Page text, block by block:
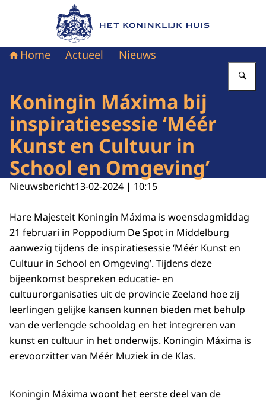
Naar de homepage van Het Koninklijk Huis
Home Actueel Nieuws
Koningin Máxima bij
inspiratiesessie ‘Méér
Kunst en Cultuur in
School en Omgeving’
Nieuwsbericht13-02-2024 | 10:15
Hare Majesteit Koningin Máxima is woensdagmiddag
21 februari in Poppodium De Spot in Middelburg
aanwezig tijdens de inspiratiesessie ‘Méér Kunst en
Cultuur in School en Omgeving’. Tijdens deze
bijeenkomst bespreken educatie- en
cultuurorganisaties uit de provincie Zeeland hoe zij
leerlingen gelijke kansen kunnen bieden met behulp
van de verlengde schooldag en het integreren van
kunst en cultuur in het onderwijs. Koningin Máxima is
erevoorzitter van Méér Muziek in de Klas.
Koningin Máxima woont het eerste deel van de